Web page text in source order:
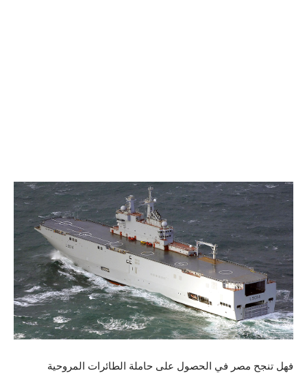
فهل تنجح مصر في الحصول على حاملة الطائرات المروحية